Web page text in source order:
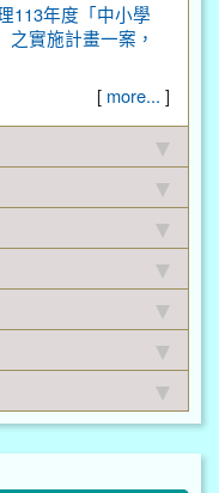
113年度「中小學
實施計畫一案，
[ more... ]